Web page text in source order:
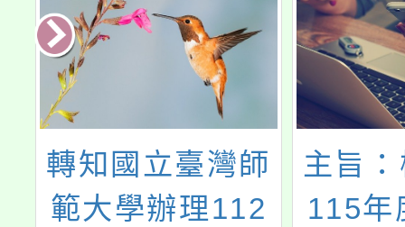
轉知國立臺灣師
範大學辦理112
主旨
115年